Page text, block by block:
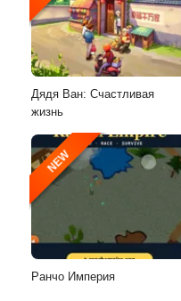
Дядя Ван: Счастливая
жизнь
NEW
Ранчо Империя